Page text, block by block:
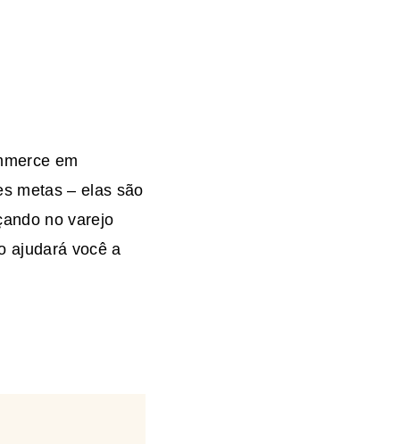
em
metas – elas são
no varejo
ajudará você a